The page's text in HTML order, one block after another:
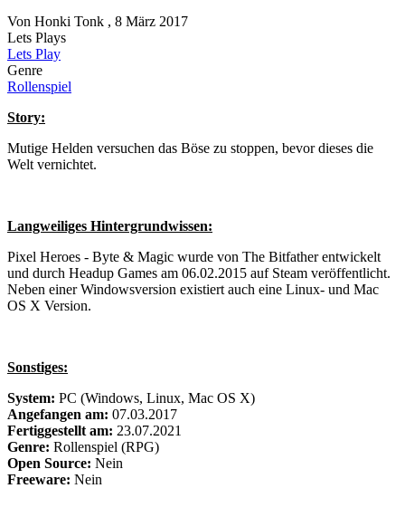
Von Honki Tonk , 8 März 2017
Lets Plays
Lets Play
Genre
Rollenspiel
Story:
Mutige Helden versuchen das Böse zu stoppen, bevor dieses die
Welt vernichtet.
Langweiliges Hintergrundwissen:
Pixel Heroes - Byte & Magic wurde von The Bitfather entwickelt
und durch Headup Games am 06.02.2015 auf Steam veröffentlicht.
Neben einer Windowsversion existiert auch eine Linux- und Mac
OS X Version.
Sonstiges:
System: PC (Windows, Linux, Mac OS X)
Angefangen am: 07.03.2017
Fertiggestellt am: 23.07.2021
Genre: Rollenspiel (RPG)
Open Source: Nein
Freeware: Nein